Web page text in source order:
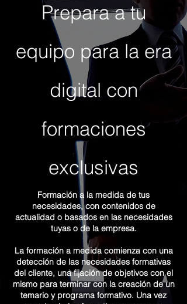
Prepara a tu
equipo para la era
digital con
formaciones
exclusivas
Formación a la medida de tus
necesidades, con contenidos de
actualidad o basados en las necesidades
tuyas o de la empresa.
La formación a medida comienza con una
detección de las necesidades formativas
del cliente, una fijación de objetivos con el
mismo para terminar con la creación de un
temario y programa formativo. Una vez